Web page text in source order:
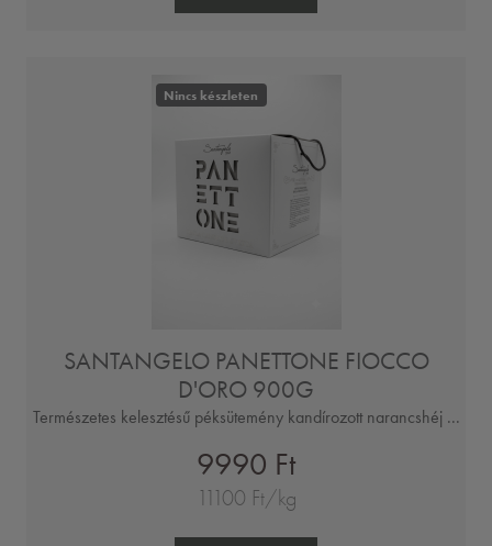
Nincs készleten
SANTANGELO PANETTONE FIOCCO
D'ORO 900G
Természetes kelesztésű péksütemény kandírozott narancshéj ...
9990 Ft
11100 Ft/kg